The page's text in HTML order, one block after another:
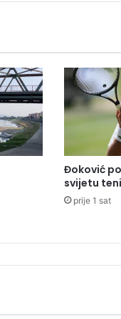
Đoković
svijetu
prije 1 sat